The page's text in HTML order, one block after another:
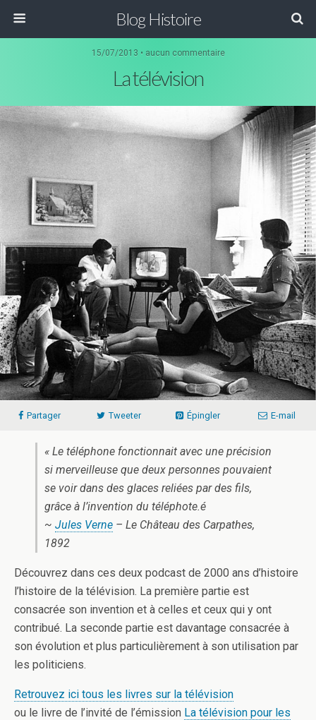
Blog Histoire
15/07/2013 • aucun commentaire
La télévision
Partager Tweeter Épingler E-mail
« Le téléphone fonctionnait avec une précision
si merveilleuse que deux personnes pouvaient
se voir dans des glaces reliées par des fils,
grâce à l’invention du téléphote.é
~ Jules Verne – Le Château des Carpathes,
1892
Découvrez dans ces deux podcast de 2000 ans d’histoire
l’histoire de la télévision. La première partie est
consacrée son invention et à celles et ceux qui y ont
contribué. La seconde partie est davantage consacrée à
son évolution et plus particulièrement à son utilisation par
les politiciens.
Retrouvez ici tous les livres sur la télévision
ou le livre de l’invité de l’émission La télévision pour les